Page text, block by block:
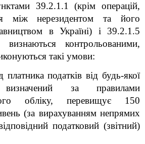
39.2.1.1 (крім операцій,
між нерезидентом та його
в Україні) і 39.2.1.5
визнаються контрольованими,
такі умови:
платника податків від будь-якої
визначений за правилами
обліку, перевищує 150
(за вирахуванням непрямих
податковий (звітний)